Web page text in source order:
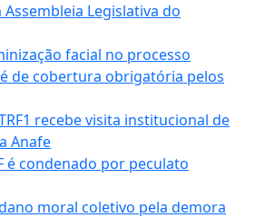
Legislativa do
facial no processo
de cobertura obrigatória pelos
recebe visita institucional de
Anafe
é condenado por peculato
moral coletivo pela demora